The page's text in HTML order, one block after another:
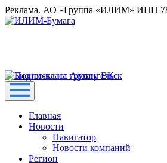
Реклама. АО «Группа «ИЛИМ» ИНН
Главная
Новости
Навигатор
Новости компаний
Регион